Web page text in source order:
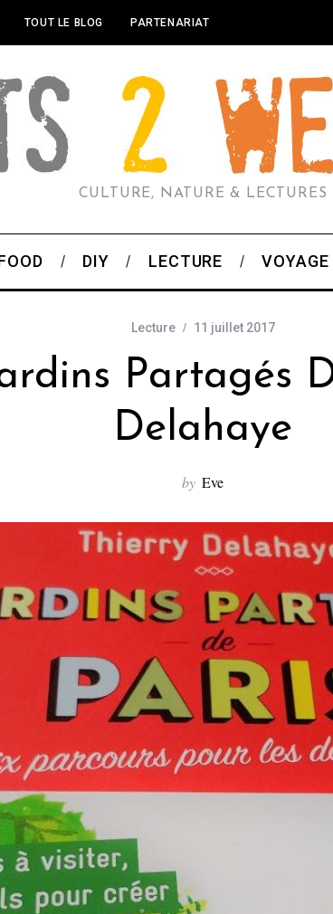
TOUT LE BLOG PARTENARIAT
CULTURE, NATURE & LECTURES
DIY LECTURE VOYAGE
Lecture 11 juillet 2017
Partagés
Delahaye
by Eve